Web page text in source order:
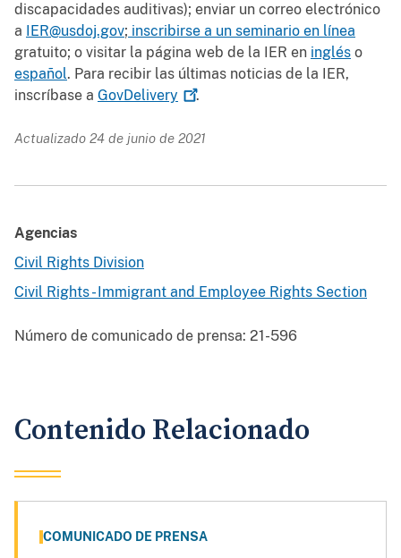
discapacidades auditivas); enviar un correo electrónico
a
IER@usdoj.gov; inscribirse a un seminario en línea
gratuito; o visitar la página web de la IER en inglés o
español. Para recibir las últimas noticias de la IER,
inscríbase a GovDelivery .
Actualizado 24 de junio de 2021
Agencias
Civil Rights Division
Civil Rights - Immigrant and Employee Rights Section
Número de comunicado de prensa: 21-596
Contenido Relacionado
COMUNICADO DE PRENSA